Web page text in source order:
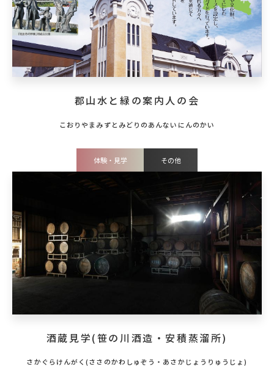
郡山水と緑の案内人の会
体験・見学 その他
酒蔵見学(笹の川酒造・安積蒸溜所)